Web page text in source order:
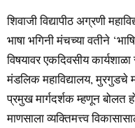
शिवाजी विद्यापीठ अग्रणी
भाषा भगिनी मंचच्या वतीने
विषयावर एकदिवसीय
मंडलिक महाविद्यालय, मुरगुडचे
प्रमुख मार्गदर्शक म्हणून बोलत
माणसाला व्यक्तिमत्त्व